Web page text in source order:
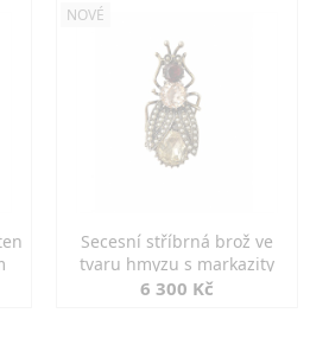
NOVÉ
Secesní stříbrná brož ve
tvaru hmyzu s markazity
6 300 Kč